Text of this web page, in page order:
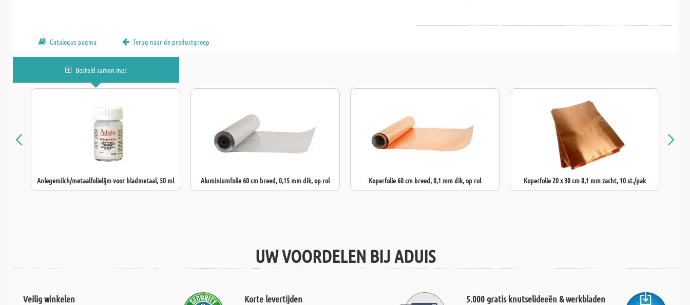
Catalogus pagina Terug naar de productgroep
Besteld samen met
Anlegemilch/metaalfolielijm voor bladmetaal, 50 ml Aluminiumfolie 60 cm breed, 0,15 mm dik, op rol Koperfolie 60 cm breed, 0,1 mm dik, op rol Koperfolie 20 x 30 cm 0,1 mm zacht, 10 st./pak
UW VOORDELEN BIJ ADUIS
Veilig winkelen Korte levertijden 5.000 gratis knutselideeën & werkbladen